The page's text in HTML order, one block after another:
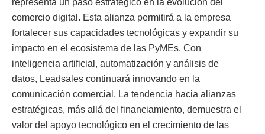
representa un paso estratégico en la evolución del
comercio digital. Esta alianza permitirá a la empresa
fortalecer sus capacidades tecnológicas y expandir su
impacto en el ecosistema de las PyMEs. Con
inteligencia artificial, automatización y análisis de
datos, Leadsales continuará innovando en la
comunicación comercial. La tendencia hacia alianzas
estratégicas, más allá del financiamiento, demuestra el
valor del apoyo tecnológico en el crecimiento de las